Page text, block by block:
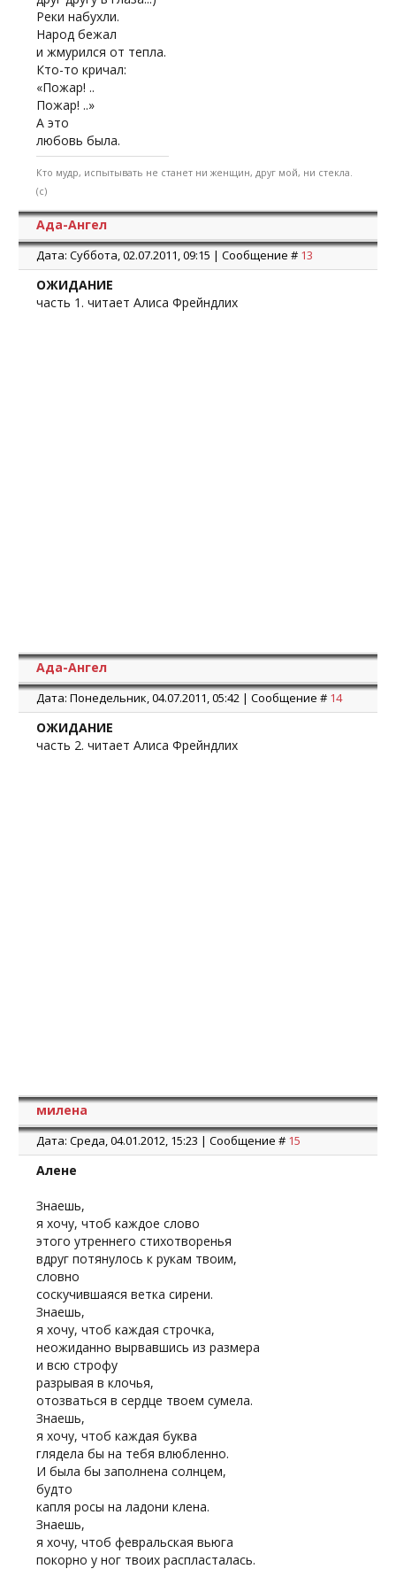
Реки набухли.
Народ бежал
и жмурился от тепла.
Кто-то кричал:
«Пожар! ..
Пожар! ..»
А это
любовь была.
Кто мудр, испытывать не станет ни женщин, друг мой, ни стекла.
(с)
Ада-Ангел
Дата: Суббота, 02.07.2011, 09:15 | Сообщение # 13
ОЖИДАНИЕ
часть 1. читает Алиса Фрейндлих
Ада-Ангел
Дата: Понедельник, 04.07.2011, 05:42 | Сообщение # 14
ОЖИДАНИЕ
часть 2. читает Алиса Фрейндлих
милена
Дата: Среда, 04.01.2012, 15:23 | Сообщение # 15
Алене
Знаешь,
я хочу, чтоб каждое слово
этого утреннего стихотворенья
вдруг потянулось к рукам твоим,
словно
соскучившаяся ветка сирени.
Знаешь,
я хочу, чтоб каждая строчка,
неожиданно вырвавшись из размера
и всю строфу
разрывая в клочья,
отозваться в сердце твоем сумела.
Знаешь,
я хочу, чтоб каждая буква
глядела бы на тебя влюбленно.
И была бы заполнена солнцем,
будто
капля росы на ладони клена.
Знаешь,
я хочу, чтоб февральская вьюга
покорно у ног твоих распласталась.